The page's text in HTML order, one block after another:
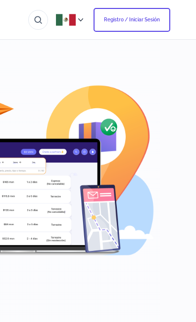
Registro / Iniciar Sesión